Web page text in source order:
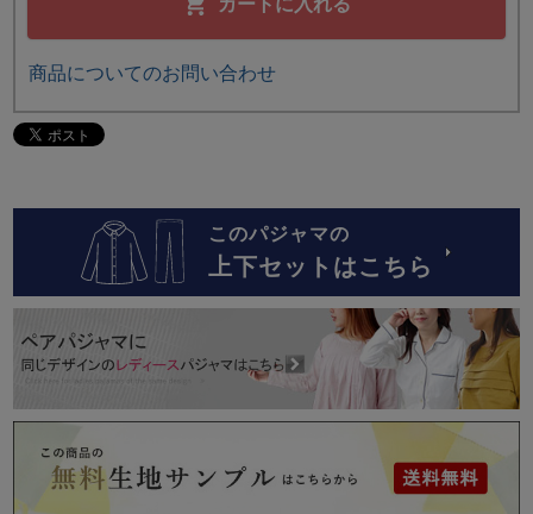
商品についてのお問い合わせ
このパジャマの
上下セットはこちら